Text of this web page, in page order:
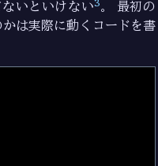
いといけない 。 最初の
は実際に動くコードを書